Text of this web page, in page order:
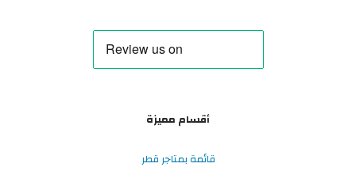
أقسام مميزة
قائمة بمتاجر قطر